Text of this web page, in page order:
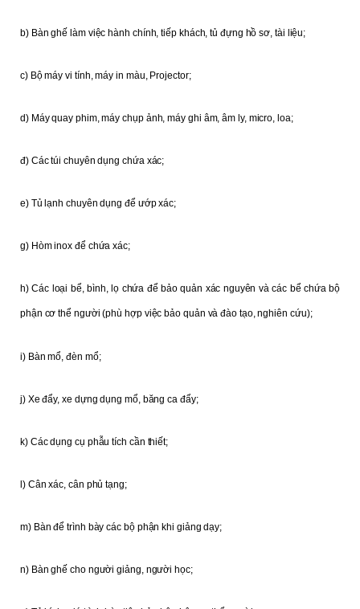
b) Bàn ghế làm việc hành chính, tiếp khách, tủ đựng hồ sơ, tài liệu;
c) Bộ máy vi tính, máy in màu, Projector;
d) Máy quay phim, máy chụp ảnh, máy ghi âm, âm ly, micro, loa;
đ) Các túi chuyên dụng chứa xác;
e) Tủ lạnh chuyên dụng để ướp xác;
g) Hòm inox để chứa xác;
h) Các loại bể, bình, lọ chứa để bảo quản xác nguyên và các bể chứa bộ
phận cơ thể người (phù hợp việc bảo quản và đào tạo, nghiên cứu);
i) Bàn mổ, đèn mổ;
j) Xe đẩy, xe dựng dụng mổ, băng ca đẩy;
k) Các dụng cụ phẫu tích cần thiết;
l) Cân xác, cân phủ tạng;
m) Bàn để trình bày các bộ phận khi giảng dạy;
n) Bàn ghế cho người giảng, người học;